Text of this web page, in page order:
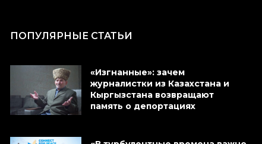
ПОПУЛЯРНЫЕ СТАТЬИ
«Изгнанные»: зачем
журналистки из Казахстана и
Кыргызстана возвращают
память о депортациях